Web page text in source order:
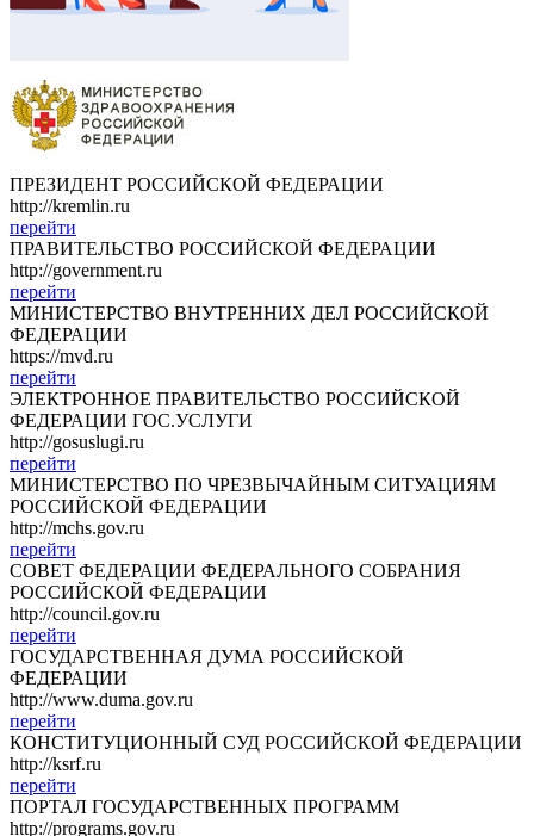
ПРЕЗИДЕНТ РОССИЙСКОЙ ФЕДЕРАЦИИ
http://kremlin.ru
перейти
ПРАВИТЕЛЬСТВО РОССИЙСКОЙ ФЕДЕРАЦИИ
http://government.ru
перейти
МИНИСТЕРСТВО ВНУТРЕННИХ ДЕЛ РОССИЙСКОЙ
ФЕДЕРАЦИИ
https://mvd.ru
перейти
ЭЛЕКТРОННОЕ ПРАВИТЕЛЬСТВО РОССИЙСКОЙ
ФЕДЕРАЦИИ ГОС.УСЛУГИ
http://gosuslugi.ru
перейти
МИНИСТЕРСТВО ПО ЧРЕЗВЫЧАЙНЫМ СИТУАЦИЯМ
РОССИЙСКОЙ ФЕДЕРАЦИИ
http://mchs.gov.ru
перейти
СОВЕТ ФЕДЕРАЦИИ ФЕДЕРАЛЬНОГО СОБРАНИЯ
РОССИЙСКОЙ ФЕДЕРАЦИИ
http://council.gov.ru
перейти
ГОСУДАРСТВЕННАЯ ДУМА РОССИЙСКОЙ
ФЕДЕРАЦИИ
http://www.duma.gov.ru
перейти
КОНСТИТУЦИОННЫЙ СУД РОССИЙСКОЙ ФЕДЕРАЦИИ
http://ksrf.ru
перейти
ПОРТАЛ ГОСУДАРСТВЕННЫХ ПРОГРАММ
http://programs.gov.ru